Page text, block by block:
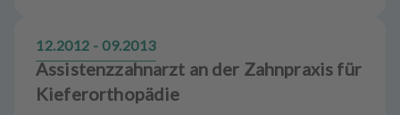
12.2012 - 09.2013
Assistenzzahnarzt an der Zahnpraxis für
Kieferorthopädie